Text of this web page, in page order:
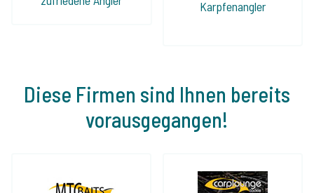
Karpfenangler
Diese Firmen sind Ihnen bereits
vorausgegangen!